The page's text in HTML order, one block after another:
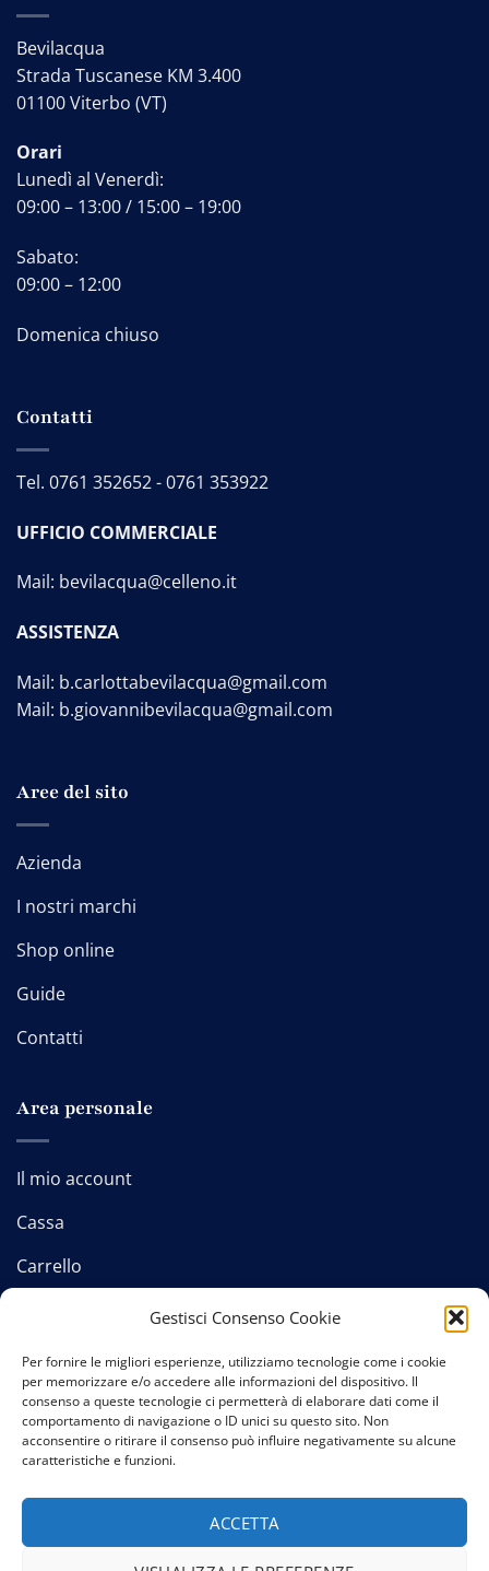
Gestisci Consenso Cookie
Per fornire le migliori esperienze, utilizziamo tecnologie come i cookie
per memorizzare e/o accedere alle informazioni del dispositivo. Il
consenso a queste tecnologie ci permetterà di elaborare dati come il
comportamento di navigazione o ID unici su questo sito. Non
acconsentire o ritirare il consenso può influire negativamente su alcune
caratteristiche e funzioni.
ACCETTA
Bevilacqua
Strada Tuscanese KM 3.400
01100 Viterbo (VT)
Orari
Lunedì al Venerdì:
09:00 – 13:00 / 15:00 – 19:00
Sabato:
09:00 – 12:00
Domenica chiuso
Contatti
Tel. 0761 352652-0761 353922
UFFICIO COMMERCIALE
Mail: bevilacqua@celleno.it
ASSISTENZA
Mail: b.carlottabevilacqua@gmail.com
Mail: b.giovannibevilacqua@gmail.com
Aree del sito
Azienda
I nostri marchi
Shop online
Guide
Contatti
Area personale
Il mio account
Cassa
Carrello
Contatti-Privacy policy-Cookie policy-Termini e
condizioni
Copyright 2026 © Credits:Studio GTomasselli